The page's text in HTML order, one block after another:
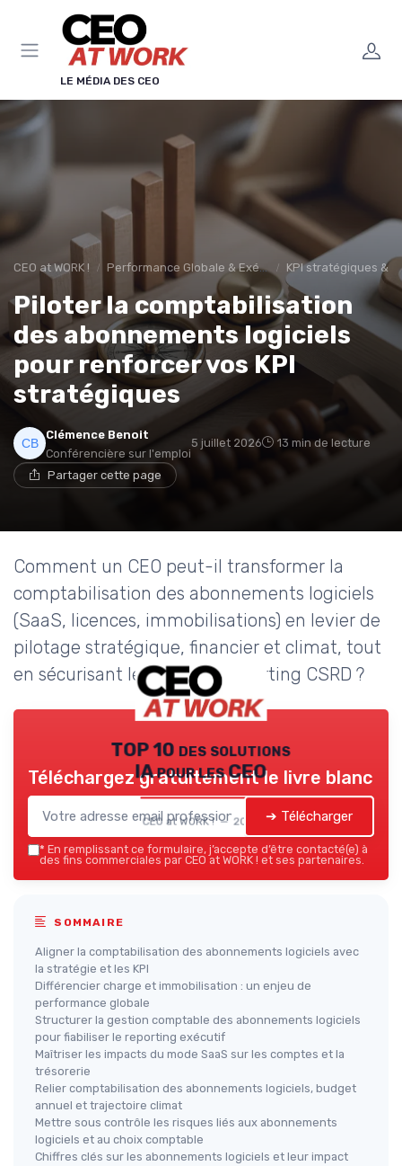
LE MÉDIA DES CEO
CEO at WORK ! Performance Globale & Exécution KPI stratégiques &
Piloter la comptabilisation
des abonnements logiciels
pour renforcer vos KPI
stratégiques
Clémence Benoit
Conférencière sur l'emploi
5 juillet 2026 13 min de lecture
Partager cette page
Comment un CEO peut-il transformer la
comptabilisation des abonnements logiciels
(SaaS, licences, immobilisations) en levier de
pilotage stratégique, financier et climat, tout
en sécurisant les KPI et le reporting CSRD ?
TOP 10 des solutions
IA pour les CEO
CEO at WORK ! — 2026
Téléchargez gratuitement le livre blanc
➔ Télécharger
* En remplissant ce formulaire, j’accepte d’être contacté(e) à
des fins commerciales par CEO at WORK ! et ses partenaires.
SOMMAIRE
Aligner la comptabilisation des abonnements logiciels avec
la stratégie et les KPI
Différencier charge et immobilisation : un enjeu de
performance globale
Structurer la gestion comptable des abonnements logiciels
pour fiabiliser le reporting exécutif
Maîtriser les impacts du mode SaaS sur les comptes et la
trésorerie
Relier comptabilisation des abonnements logiciels, budget
annuel et trajectoire climat
Mettre sous contrôle les risques liés aux abonnements
logiciels et au choix comptable
Chiffres clés sur les abonnements logiciels et leur impact
Panneau de gestion des cookies